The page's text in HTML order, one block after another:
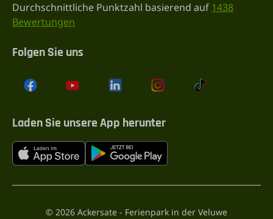
Durchschnittliche Punktzahl basierend auf 1438
Bewertungen
Folgen Sie uns
Laden Sie unsere App herunter
© 2026 Ackersate - Ferienpark in der Veluwe